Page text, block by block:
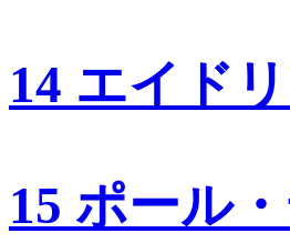
14 エイド
15 ポール